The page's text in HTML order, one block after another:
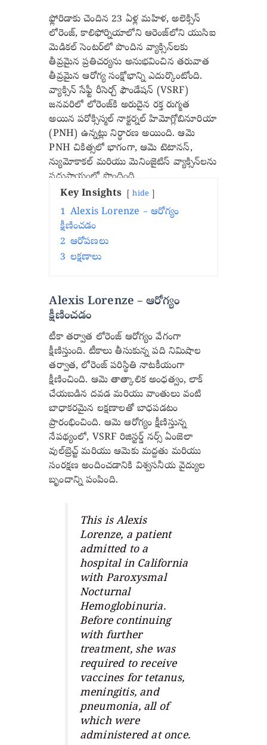
ఫ్లోరిడాకు చెందిన 23 ఏళ్ల మహిళ, అలెక్సిస్
లోరెంజ్, కాలిఫోర్నియాలోని ఆరెంజ్‌లోని యుసిఐ
మెడికల్ సెంటర్‌లో పొందిన వ్యాక్సిన్‌లకు
తీవ్రమైన ప్రతిచర్యను అనుభవించిన తరువాత
తీవ్రమైన ఆరోగ్య సంక్షోభాన్ని ఎదుర్కొంటోంది.
వ్యాక్సిన్ సేఫ్టీ రీసెర్చ్ ఫౌండేషన్ (VSRF)
జనవరిలో లోరెంజ్‌కి అరుదైన రక్త రుగ్మత
అయిన పరోక్సిస్మల్ నాక్టర్నల్ హిమోగ్లోబినూరియా
(PNH) ఉన్నట్లు నిర్ధారణ అయింది. ఆమె
PNH చికిత్సలో భాగంగా, ఆమె టెటానస్,
న్యుమోకాకల్ మరియు మెనింజైటిస్ వ్యాక్సిన్‌లను
సదుపాయంలో పొందింది.
Key Insights
hide
1 Alexis Lorenze – ఆరోగ్యం
క్షీణించడం
2 ఆరోపణలు
3 లక్షణాలు
Alexis Lorenze – ఆరోగ్యం
క్షీణించడం
టీకా తర్వాత లోరెంజ్ ఆరోగ్యం వేగంగా
క్షీణిస్తుంది. టీకాలు తీసుకున్న పది నిమిషాల
తర్వాత, లోరెంజ్ పరిస్థితి నాటకీయంగా
క్షీణించింది. ఆమె తాత్కాలిక అంధత్వం, లాక్
చేయబడిన దవడ మరియు వాంతులు వంటి
బాధాకరమైన లక్షణాలతో బాధపడటం
ప్రారంభించింది. ఆమె ఆరోగ్యం క్షీణిస్తున్న
నేపథ్యంలో, VSRF రిజిస్టర్డ్ నర్స్ ఏంజెలా
వుల్‌బ్రెచ్ట్ మరియు ఆమెకు మద్దతు మరియు
సంరక్షణ అందించడానికి విశ్వసనీయ వైద్యుల
బృందాన్ని పంపింది.
This is Alexis
Lorenze, a patient
admitted to a
hospital in California
with Paroxysmal
Nocturnal
Hemoglobinuria.
Before continuing
with further
treatment, she was
required to receive
vaccines for tetanus,
meningitis, and
pneumonia, all of
which were
administered at once.